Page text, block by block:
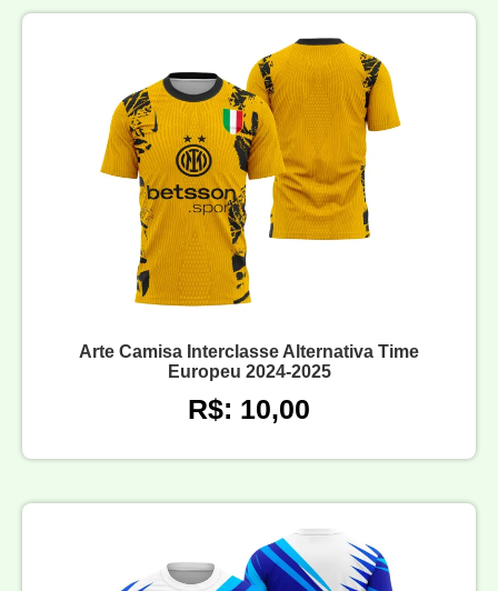
Arte Camisa Interclasse Alternativa Time
Europeu 2024-2025
R$: 10,00